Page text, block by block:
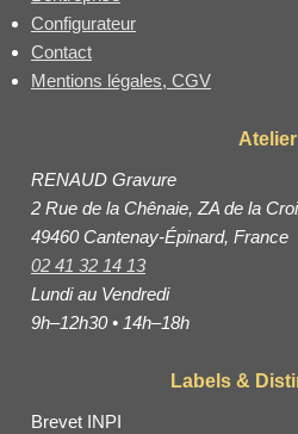
Configurateur
Contact
Mentions légales, CGV
Atelier
RENAUD Gravure
2 Rue de la Chênaie, ZA de la
49460 Cantenay-Épinard, France
02 41 32 14 13
Lundi au Vendredi
9h–12h30 • 14h–18h
Labels &
Brevet INPI